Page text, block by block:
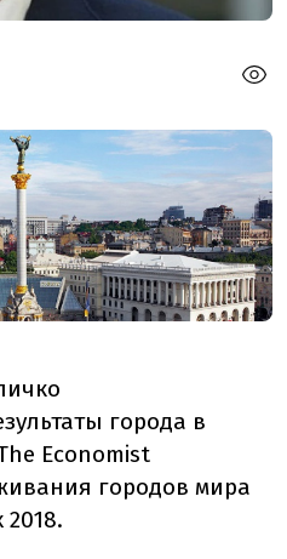
города в
Economist
городов мира